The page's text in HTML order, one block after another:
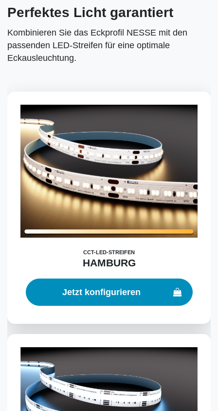
Perfektes Licht garantiert
Kombinieren Sie das Eckprofil NESSE mit den
passenden LED-Streifen für eine optimale
Eckausleuchtung.
CCT-LED-STREIFEN
HAMBURG
Jetzt konfigurieren